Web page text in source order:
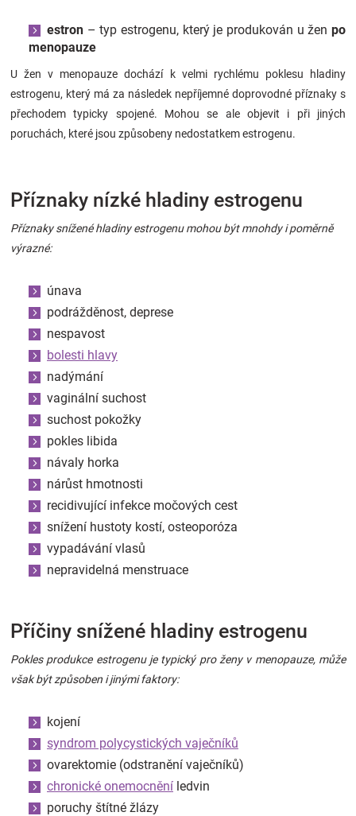
estron – typ estrogenu, který je produkován u žen po
menopauze
U žen v menopauze dochází k velmi rychlému poklesu hladiny
estrogenu, který má za následek nepříjemné doprovodné příznaky s
přechodem typicky spojené. Mohou se ale objevit i při jiných
poruchách, které jsou způsobeny nedostatkem estrogenu.
Příznaky nízké hladiny estrogenu
Příznaky snížené hladiny estrogenu mohou být mnohdy i poměrně
výrazné:
únava
podrážděnost, deprese
nespavost
bolesti hlavy
nadýmání
vaginální suchost
suchost pokožky
pokles libida
návaly horka
nárůst hmotnosti
recidivující infekce močových cest
snížení hustoty kostí, osteoporóza
vypadávání vlasů
nepravidelná menstruace
Příčiny snížené hladiny estrogenu
Pokles produkce estrogenu je typický pro ženy v menopauze, může
však být způsoben i jinými faktory:
kojení
syndrom polycystických vaječníků
ovarektomie (odstranění vaječníků)
chronické onemocnění ledvin
poruchy štítné žlázy